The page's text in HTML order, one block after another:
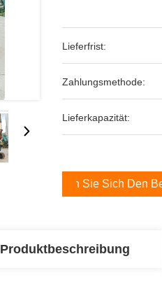
Lieferfrist:
Zahlungsmethode:
Lieferkapazität:
Holen Sie Sich Den
Produktbeschreibung